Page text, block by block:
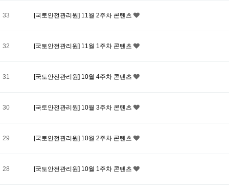
33 [국토안전관리원] 11월 2주차 콘텐츠
32 [국토안전관리원] 11월 1주차 콘텐츠
31 [국토안전관리원] 10월 4주차 콘텐츠
30 [국토안전관리원] 10월 3주차 콘텐츠
29 [국토안전관리원] 10월 2주차 콘텐츠
28 [국토안전관리원] 10월 1주차 콘텐츠